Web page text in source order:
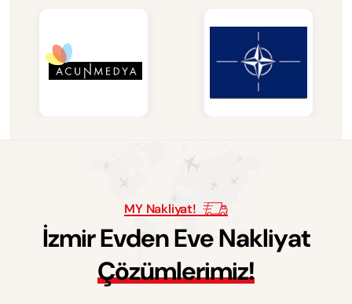
MY Nakliyat!
İzmirEvdenEveNakliyat
Çözümlerimiz!